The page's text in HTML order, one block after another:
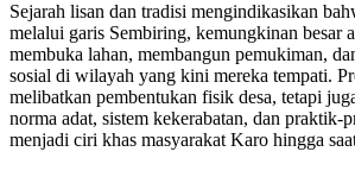
Sejarah lisan dan tradisi mengindikasikan
melalui garis Sembiring, kemungkinan besar
membuka lahan, membangun pemukiman,
sosial di wilayah yang kini mereka tempati.
melibatkan pembentukan fisik desa, tetapi
norma adat, sistem kekerabatan, dan praktik-
menjadi ciri khas masyarakat Karo hingga